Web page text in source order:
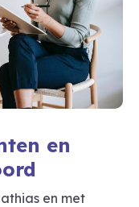
en
en met